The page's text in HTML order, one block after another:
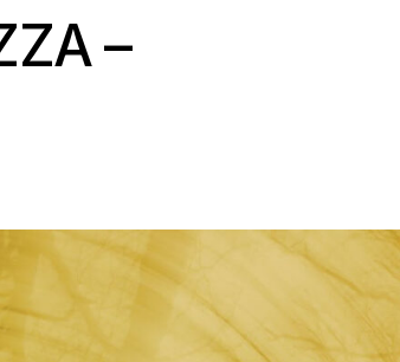
CAPAREZZA – “Exuvia”
–